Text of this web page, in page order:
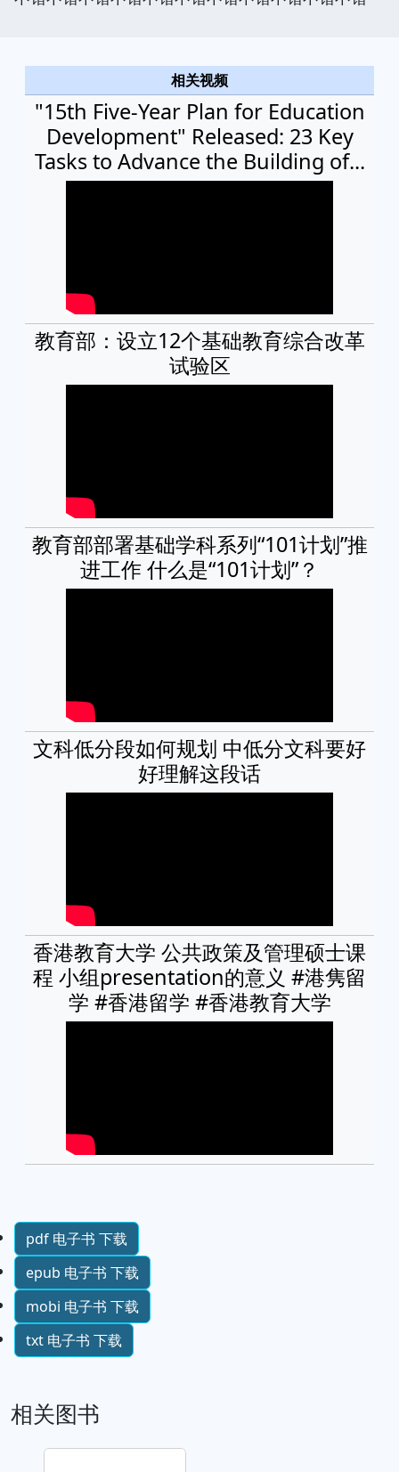
相关视频
"15th Five-Year Plan for Education
Development" Released: 23 Key
Tasks to Advance the Building of...
教育部：设立12个基础教育综合改革
试验区
教育部部署基础学科系列“101计划”推
进工作 什么是“101计划”？
文科低分段如何规划 中低分文科要好
好理解这段话
香港教育大学 公共政策及管理硕士课
程 小组presentation的意义 #港隽留
学 #香港留学 #香港教育大学
pdf 电子书 下载
epub 电子书 下载
mobi 电子书 下载
txt 电子书 下载
相关图书